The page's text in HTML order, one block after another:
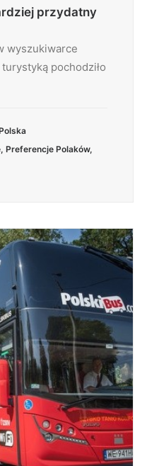
przydatny
wyszukiwarce
pochodziło
, Preferencje Polaków,